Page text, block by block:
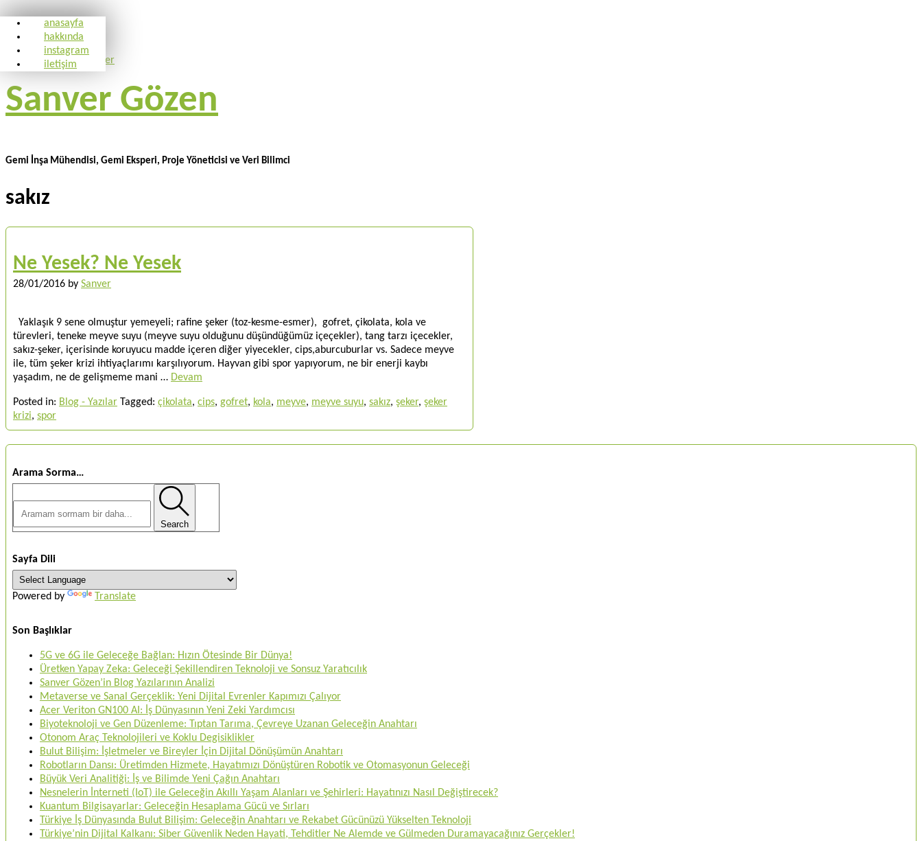
anasayfa
hakkında
instagram
iletişim
Sanver Gözen
Gemi İnşa Mühendisi, Gemi Eksperi, Proje Yöneticisi ve Veri Bilimci
sakız
Ne Yesek? Ne Yesek
28/01/2016 by Sanver
Yaklaşık 9 sene olmuştur yemeyeli; rafine şeker (toz-kesme-esmer), gofret, çikolata, kola ve
türevleri, teneke meyve suyu (meyve suyu olduğunu düşündüğümüz içeçekler), tang tarzı içecekler,
sakız-şeker, içerisinde koruyucu madde içeren diğer yiyecekler, cips,aburcuburlar vs. Sadece meyve
ile, tüm şeker krizi ihtiyaçlarımı karşılıyorum. Hayvan gibi spor yapıyorum, ne bir enerji kaybı
yaşadım, ne de gelişmeme mani … Devam
Posted in: Blog - Yazılar Tagged: çikolata, cips, gofret, kola, meyve, meyve suyu, sakız, şeker, şeker
krizi, spor
Arama Sorma…
Search
Sayfa Dili
Powered by Translate
Son Başlıklar
5G ve 6G ile Geleceğe Bağlan: Hızın Ötesinde Bir Dünya!
Üretken Yapay Zeka: Geleceği Şekillendiren Teknoloji ve Sonsuz Yaratıcılık
Sanver Gözen’in Blog Yazılarının Analizi
Metaverse ve Sanal Gerçeklik: Yeni Dijital Evrenler Kapımızı Çalıyor
Acer Veriton GN100 AI: İş Dünyasının Yeni Zeki Yardımcısı
Biyoteknoloji ve Gen Düzenleme: Tıptan Tarıma, Çevreye Uzanan Geleceğin Anahtarı
Otonom Araç Teknolojileri ve Koklu Degisiklikler
Bulut Bilişim: İşletmeler ve Bireyler İçin Dijital Dönüşümün Anahtarı
Robotların Dansı: Üretimden Hizmete, Hayatımızı Dönüştüren Robotik ve Otomasyonun Geleceği
Büyük Veri Analitiği: İş ve Bilimde Yeni Çağın Anahtarı
Nesnelerin İnterneti (IoT) ile Geleceğin Akıllı Yaşam Alanları ve Şehirleri: Hayatınızı Nasıl Değiştirecek?
Kuantum Bilgisayarlar: Geleceğin Hesaplama Gücü ve Sırları
Türkiye İş Dünyasında Bulut Bilişim: Geleceğin Anahtarı ve Rekabet Gücünüzü Yükselten Teknoloji
Türkiye’nin Dijital Kalkanı: Siber Güvenlik Neden Hayati, Tehditler Ne Alemde ve Gülmeden Duramayacağınız Gerçekler!